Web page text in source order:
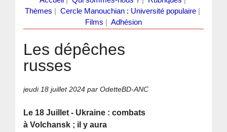
Thèmes
Cercle Manouchian : Université populaire
Films
Adhésion
Les dépêches
russes
jeudi 18 juillet 2024 par OdetteBD-ANC
Le 18 Juillet - Ukraine : combats
à Volchansk ; il y aura